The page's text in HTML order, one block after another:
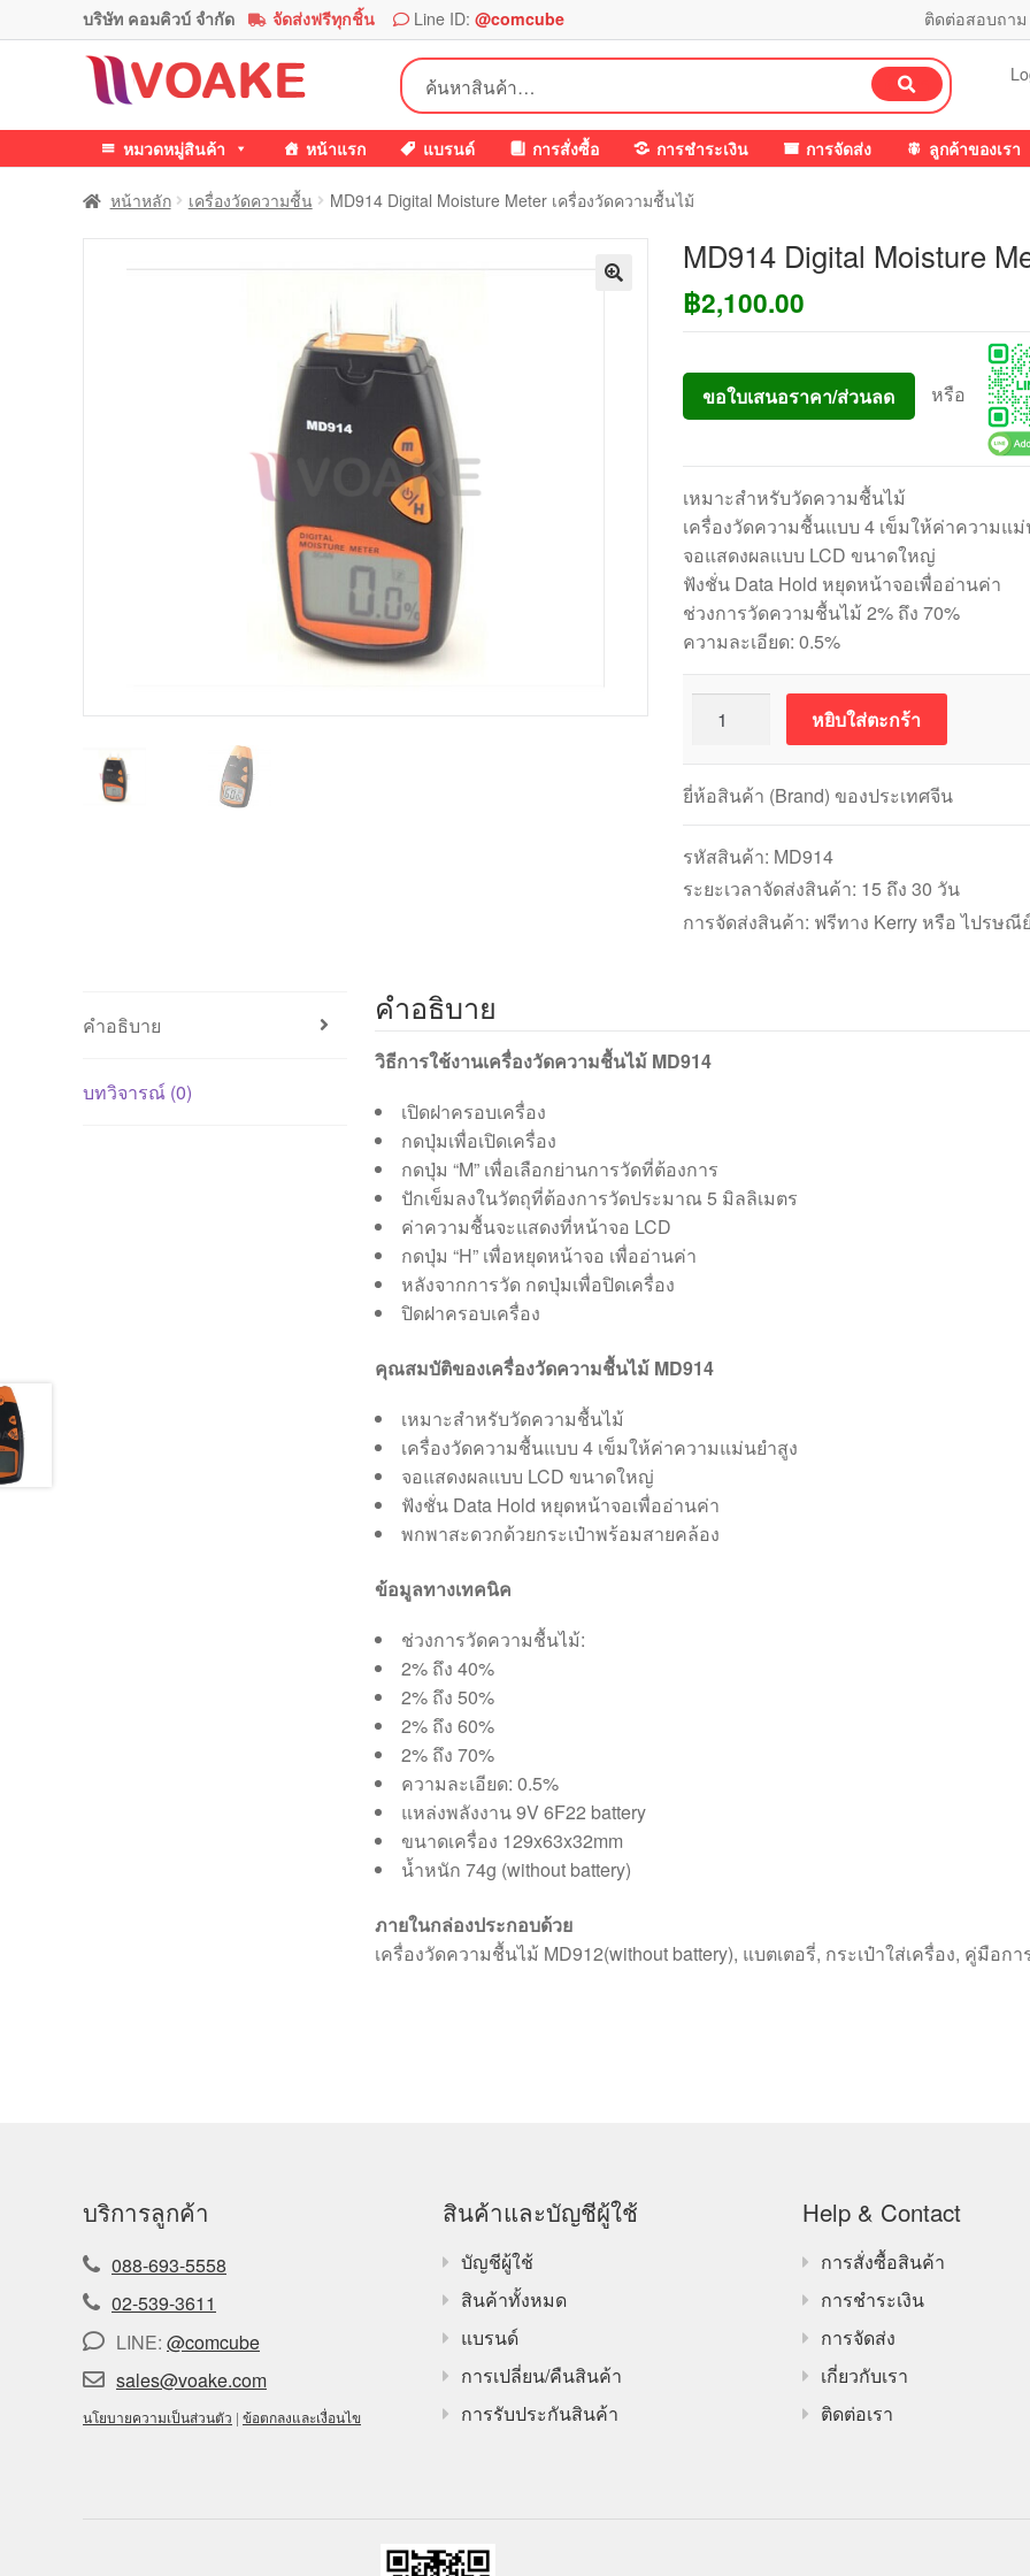
บริษัท คอมคิวบ์ จำกัด จัดส่งฟรีทุกชิ้น Line ID: @comcube ติดต่อสอบถาม
Skip
to
Skip
to
ค้นหา:
ค้นหา
หมวดหมู่สินค้า หน้าแรก แบรนด์ การสั่งซื้อ การชำระเงิน การจัดส่ง ลูกค้าของเรา
หน้าหลัก เครื่องวัดความชื้น MD914 Digital Moisture Meter เครื่องวัดความชื้นไม้
MD914 Digital Moisture
฿2,100.00
ขอใบเสนอราคา/ส่วนลด หรือ
เหมาะสำหรับวัดความชื้นไม้
เครื่องวัดความชื้นแบบ 4 เข็มให้ค่าความแม่
จอแสดงผลแบบ LCD ขนาดใหญ่
ฟังชั่น Data Hold หยุดหน้าจอเพื่ออ่านค่า
ช่วงการวัดความชื้นไม้ 2% ถึง 70%
ความละเอียด: 0.5%
MD914
Digital
Moisture
Meter
เครื่อง
วัด
ความชื้น
ไม้
หยิบใส่ตะกร้า
ยี่ห้อสินค้า (Brand) ของประเทศจีน
รหัสสินค้า: MD914
ระยะเวลาจัดส่งสินค้า: 15 ถึง 30 วัน
การจัดส่งสินค้า: ฟรีทาง Kerry หรือ ไปรษณีย์
คำอธิบาย
บทวิจารณ์ (0)
คำอธิบาย
วิธีการใช้งานเครื่องวัดความชื้นไม้ MD914
เปิดฝาครอบเครื่อง
กดปุ่มเพื่อเปิดเครื่อง
กดปุ่ม “M” เพื่อเลือกย่านการวัดที่ต้องการ
ปักเข็มลงในวัตถุที่ต้องการวัดประมาณ 5 มิลลิเมตร
ค่าความชื้นจะแสดงที่หน้าจอ LCD
กดปุ่ม “H” เพื่อหยุดหน้าจอ เพื่ออ่านค่า
หลังจากการวัด กดปุ่มเพื่อปิดเครื่อง
ปิดฝาครอบเครื่อง
คุณสมบัติของเครื่องวัดความชื้นไม้ MD914
เหมาะสำหรับวัดความชื้นไม้
เครื่องวัดความชื้นแบบ 4 เข็มให้ค่าความแม่นยำสูง
จอแสดงผลแบบ LCD ขนาดใหญ่
ฟังชั่น Data Hold หยุดหน้าจอเพื่ออ่านค่า
พกพาสะดวกด้วยกระเป๋าพร้อมสายคล้อง
ข้อมูลทางเทคนิค
ช่วงการวัดความชื้นไม้:
2% ถึง 40%
2% ถึง 50%
2% ถึง 60%
2% ถึง 70%
ความละเอียด: 0.5%
แหล่งพลังงาน 9V 6F22 battery
ขนาดเครื่อง 129x63x32mm
น้ำหนัก 74g (without battery)
ภายในกล่องประกอบด้วย
เครื่องวัดความชื้นไม้ MD912(without battery), แบตเตอรี่, กระเป๋าใส่เครื่อง, คู่มือก
บริการลูกค้า
088-693-5558
02-539-3611
LINE: @comcube
sales@voake.com
นโยบายความเป็นส่วนตัว | ข้อตกลงและเงื่อนไข
สินค้าและบัญชีผู้ใช้
บัญชีผู้ใช้
สินค้าทั้งหมด
แบรนด์
การเปลี่ยน/คืนสินค้า
การรับประกันสินค้า
Help & Contact
การสั่งซื้อสินค้า
การชำระเงิน
การจัดส่ง
เกี่ยวกับเรา
ติดต่อเรา